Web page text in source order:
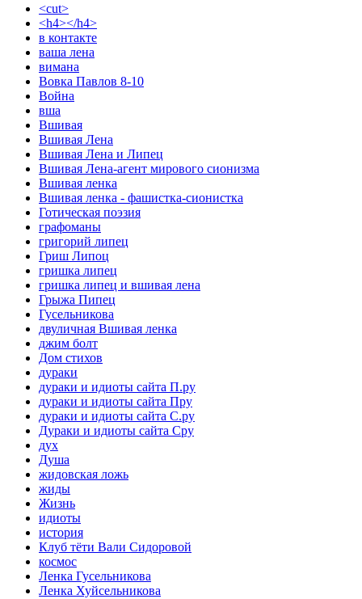
<cut>
<h4></h4>
в контакте
ваша лена
вимана
Вовка Павлов 8-10
Война
вша
Вшивая
Вшивая Лена
Вшивая Лена и Липец
Вшивая Лена-агент мирового сионизма
Вшивая ленка
Вшивая ленка - фашистка-сионистка
Готическая поэзия
графоманы
григорий липец
Гриш Липоц
гришка липец
гришка липец и вшивая лена
Грыжа Пипец
Гусельникова
двуличная Вшивая ленка
джим болт
Дом стихов
дураки
дураки и идиоты сайта П.ру
дураки и идиоты сайта Пру
дураки и идиоты сайта С.ру
Дураки и идиоты сайта Сру
дух
Душа
жидовская ложь
жиды
Жизнь
идиоты
история
Клуб тёти Вали Сидоровой
космос
Ленка Гусельникова
Ленка Хуйсельникова